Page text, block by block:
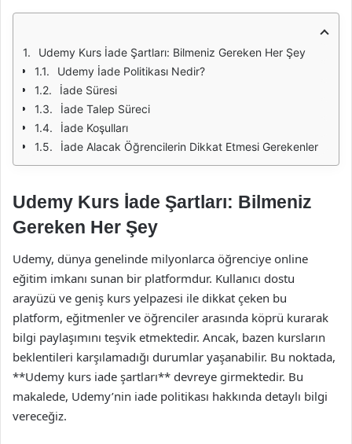
Udemy Kurs İade Şartları: Bilmeniz Gereken Her Şey
Udemy İade Politikası Nedir?
İade Süresi
İade Talep Süreci
İade Koşulları
İade Alacak Öğrencilerin Dikkat Etmesi Gerekenler
Udemy Kurs İade Şartları: Bilmeniz
Gereken Her Şey
Udemy, dünya genelinde milyonlarca öğrenciye online
eğitim imkanı sunan bir platformdur. Kullanıcı dostu
arayüzü ve geniş kurs yelpazesi ile dikkat çeken bu
platform, eğitmenler ve öğrenciler arasında köprü kurarak
bilgi paylaşımını teşvik etmektedir. Ancak, bazen kursların
beklentileri karşılamadığı durumlar yaşanabilir. Bu noktada,
**Udemy kurs iade şartları** devreye girmektedir. Bu
makalede, Udemy’nin iade politikası hakkında detaylı bilgi
vereceğiz.